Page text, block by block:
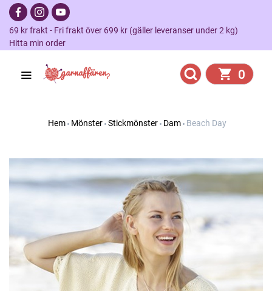
69 kr frakt - Fri frakt över 699 kr (gäller leveranser under 2 kg)
Hitta min order
0
Hem Mönster Stickmönster Dam Beach Day